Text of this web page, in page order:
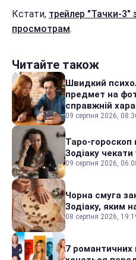
Кстати, трейлер "Тачки-3"
просмотрам.
Читайте також
Швидкий
предмет на
справжній
09 серпня 2026,
Таро-гороскоп
Зодіаку
09 серпня 2026,
Чорна смуга
Зодіаку, яким
08 серпня 2026,
7 романтичних